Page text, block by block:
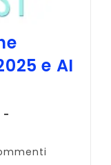
e AI